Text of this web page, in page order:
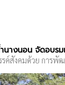
สรรค์สังคมด้วย
างนอน จัดอบรม